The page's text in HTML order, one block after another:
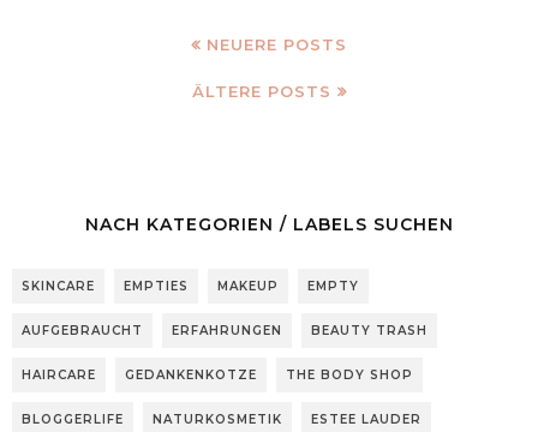
NEUERE POSTS
ÄLTERE POSTS
NACH KATEGORIEN / LABELS SUCHEN
SKINCARE EMPTIES MAKEUP EMPTY
AUFGEBRAUCHT ERFAHRUNGEN BEAUTY TRASH
HAIRCARE GEDANKENKOTZE THE BODY SHOP
BLOGGERLIFE NATURKOSMETIK ESTEE LAUDER